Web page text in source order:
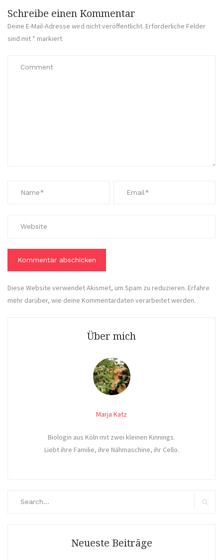
Schreibe einen Kommentar
Deine E-Mail-Adresse wird nicht veröffentlicht. Erforderliche Felder
sind mit * markiert
Diese Website verwendet Akismet, um Spam zu reduzieren. Erfahre
mehr darüber, wie deine Kommentardaten verarbeitet werden.
Über mich
Marja Katz
Biologin aus Köln mit zwei kleinen Kinnings.
Liebt ihre Familie, ihre Nähmaschine, ihr Cello.
Neueste Beiträge